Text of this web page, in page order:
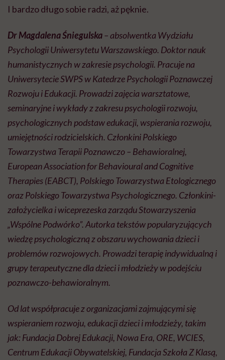
I bardzo długo sobie radzi, aż pęknie.
Dr Magdalena Śniegulska– absolwentka Wydziału
Psychologii Uniwersytetu Warszawskiego. Doktor nauk
humanistycznych w zakresie psychologii. Pracuje na
Uniwersytecie SWPS w Katedrze Psychologii Poznawczej
Rozwoju i Edukacji. Prowadzi zajęcia warsztatowe,
seminaryjne i wykłady z zakresu psychologii rozwoju,
psychologicznych podstaw edukacji, wspierania rozwoju,
umiejętności rodzicielskich. Członkini Polskiego
Towarzystwa Terapii Poznawczo – Behawioralnej,
European Association for Behavioural and Cognitive
Therapies (EABCT), Polskiego Towarzystwa Etologicznego
oraz Polskiego Towarzystwa Psychologicznego. Członkini-
założycielka i wiceprezeska zarządu Stowarzyszenia
„Wspólne Podwórko”. Autorka tekstów popularyzujących
wiedzę psychologiczną z obszaru wychowania dzieci i
problemów rozwojowych. Prowadzi terapię indywidualną i
grupy terapeutyczne dla dzieci i młodzieży w podejściu
poznawczo-behawioralnym.
Od lat współpracuje z organizacjami zajmującymi się
wspieraniem rozwoju, edukacji dzieci i młodzieży, takim
jak: Fundacja Dobrej Edukacji, Nowa Era, ORE, WCIES,
Centrum Edukacji Obywatelskiej, Fundacja Szkoła Z Klasą,